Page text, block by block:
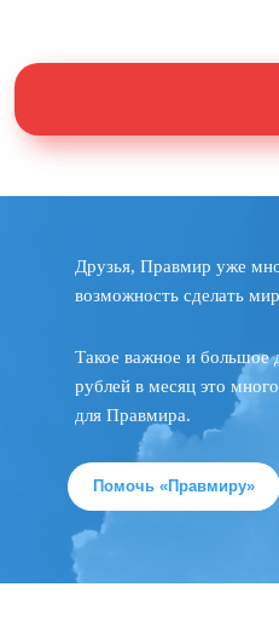
Друзья, Правмир уже
возможность сделать
Такое важное и большое
рублей в месяц это
для Правмира.
Помочь «Правмиру»